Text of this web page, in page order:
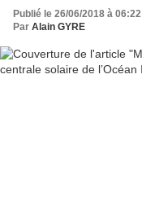
Publié le 26/06/2018 à 06:22
Par Alain GYRE